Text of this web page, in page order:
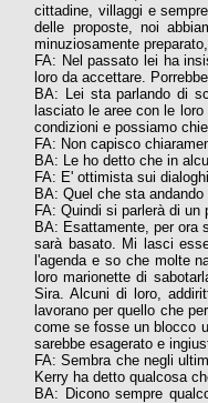
cittadine, villaggi e
delle proposte, noi
minuziosamente
FA: Nel passato lei ha
loro da accettare.
BA: Lei sta parlando di
lasciato le aree con le
condizioni e possiamo
FA: Non capisco
BA: Le ho detto che in
FA: E' ottimista sui
BA: Quel che sta
FA: Quindi si parlerà di un
BA: Esattamente, per ora
sarà basato. Mi lasci
l'agenda e so che molte
loro marionette di
Sira. Alcuni di loro,
lavorano per quello che
come se fosse un blocco
sarebbe esagerato e
FA: Sembra che negli
Kerry ha detto qualcosa
BA: Dicono sempre